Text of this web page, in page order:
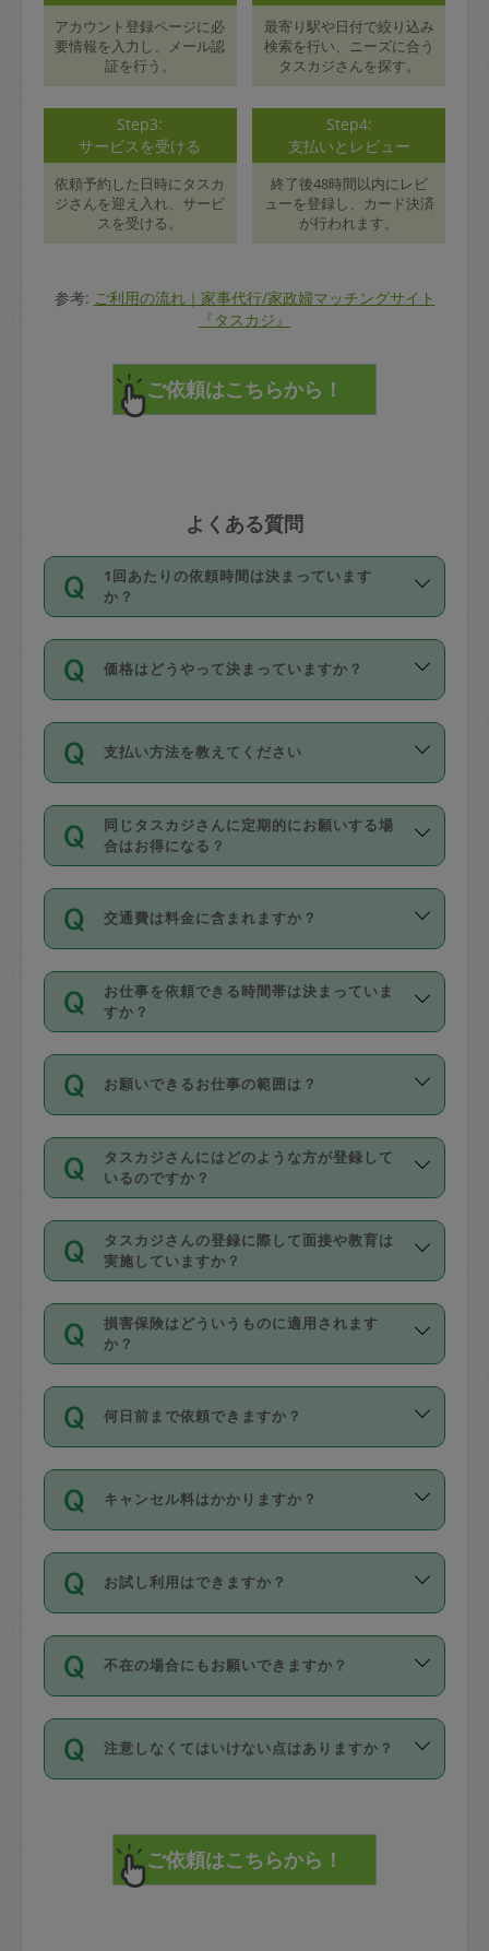
アカウント登録ページに必
要情報を入力し、メール認
証を行う。
最寄り駅や日付で絞り込み
検索を行い、ニーズに合う
タスカジさんを探す。
Step3:
サービスを受ける
依頼予約した日時にタスカ
ジさんを迎え入れ、サービ
スを受ける。
Step4:
支払いとレビュー
終了後48時間以内にレビ
ューを登録し、カード決済
が行われます。
参考: ご利用の流れ｜家事代行/家政婦マッチングサイト
『タスカジ』
よくある質問
1回あたりの依頼時間は決まっています
か？
依頼1回につき3時間固定です。3時間を
超えて依頼したい場合は、延長機能をご
利用ください。機能をご利用いただくに
の上事前申請することが必要です。な
お、3時間を下回っても、値引き等はござ
いません。
価格はどうやって決まっていますか？
11種類の価格帯の中からタスカジさん自
身が価格を選んで設定しています。
タスカジさんの価格設定には最初は制限
があり、レビュー件数、レビューの平均
値、などで除々に設定可能な最高額が上
がっていく仕組みになっています。
支払い方法を教えてください
お支払方法はクレジットカード（Visa／
Master／JCB／AMERICAN EXPRESS／
Diners Club）のみとなります。
を行う際にご入力ください。プロフィー
ル登録時にはご入力いただかなくても大
丈夫です。
デビットカード・プリペイドカード（Vプ
リカ、au WALLETなど）は支払にはご利
銀行振込や現金払いも対応していませ
なお、タスカジさんの交通費も、依頼料
金のご請求と合わせてお支払いとなりま
動計算で表示されます。
同じタスカジさんに定期的にお願いする場
合はお得になる？
依頼には「スポット」と「定期（毎週｜
隔週）」があり、「定期」の依頼は「ス
ポット」よりお得な料金でご利用できま
す。
定期の最低利用回数は設けていない代わ
りに、一定数を超えたキャンセルは有償
（例：毎週定期の場合は３回以上のキャ
ンセルが有償（1200円、隔週定期の場合
は２回以上のキャンセルが有償（1200
交通費は料金に含まれますか？
交通費は依頼料金とは別途発生し、依頼
料金のご請求と合わせてお支払いとなり
ます。交通費の金額は「依頼の詳細」に
お仕事を依頼できる時間帯は決まっていま
すか？
時間帯は3種類あります。いずれも１回あ
たり３時間です。
・ＡＭ ９時～１２時
・ＰＭ １３時～１６時
・夜 １８時～２１時
開始時間を２時間前後変更することが可
能です。依頼送信後、個別にタスカジさ
んにメッセージを送り調整してくださ
い。ただし、２時間を越えての調整はで
時間も被らない場合、損害保険の対象外
お願いできるお仕事の範囲は？
掃除、整理収納、洗濯、買い物、料理、
作り置きです。タスカジさんによってで
きる仕事の範囲が異なりますので、依頼
する前にタスカジさんのプロフィールで
確認してください。
基本的に、高所での作業や危険作業、屋
外での作業は対象外です。
タスカジさんにはどのような方が登録して
いるのですか？
主婦として長年の家事経験をお持ちの
方、栄養士・調理師といった資格者で保
育園や学校の給食やレストランで料理関
係の専門職に従事されていた方、日本で
すでにハウスキーパーや英語の先生とし
てお仕事をしているフィリピン出身の
社員など様々なバックグラウンドの方が
登録しています。
日本語も話せる方など様々です。
ールに記載していますので、各自の得意
を依頼してください。
タスカジさんの登録に際して面接や教育は
実施していますか？
応募の際に、各自事務局との面接と説明
を行っています。その後、身分証明書の
写真提出をしていただいています。外国
確認しています。タスカジさんトレーニ
ング動画を使ったセルフトレーニングの
現場トライアルを受け、合格したタスカ
ジさんが活動されています。
※テストセンターの講評は１件目のレビュ
参考
【詳細】タスカジさんの登録に際
損害保険はどういうものに適用されます
か？
依頼者とタスカジさんとの間でタスカジ
を通して成立した作業時間内での作業に
適用されます。作業範囲は、掃除、洗
です。作業中に物を壊したり、人にけが
をさせたりした場合が対象で、補償金額
す。
写真を撮り、
詳細FAQ：
損害賠償保険について教えて
何日前まで依頼できますか？
ご依頼は、現在を起点に3日後（72時間
以降）の日時から受付可能となっていま
す。
タスカジさんへ「募集」をかけることが
可能です。
キャンセル料はかかりますか？
キャンセル料には、以下の2種類がありま
す。
1. 直前キャンセル（定期、スポット契約
共通）
72時間を超える※と、以下のキャンセル
料が発生します。
直前キャンセル料：
72時間前〜24時間前＝依頼料金の50%
お試し利用はできますか？
「お試し利用」というメニューはありま
せんが、「一回のみ」依頼を活用するこ
とによって、気に入ったタスカジさんを
まず、条件の合う気になるタスカジさ
みてください。
その後、一番気に入ったタスカジさんに
不在の場合にもお願いできますか？
不在の場合の作業はタスカジさんの同意
が必要です。数回の依頼ののち、タスカ
ジさんと依頼者の間で十分な信頼関係が
てください。
不在時に部屋に入るためにタスカジさん
注意しなくてはいけない点はありますか？
で、必ず鍵のかかるロッカーや金庫に入
れて依頼者の責任の元管理するよう心掛
けてください。